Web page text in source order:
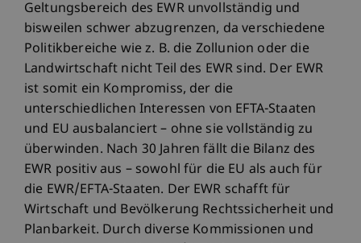
Geltungsbereich des EWR unvollständig und
bisweilen schwer abzugrenzen, da verschiedene
Politikbereiche wie z. B. die Zollunion oder die
Landwirtschaft nicht Teil des EWR sind. Der EWR
ist somit ein Kompromiss, der die
unterschiedlichen Interessen von EFTA-Staaten
und EU ausbalanciert – ohne sie vollständig zu
überwinden. Nach 30 Jahren fällt die Bilanz des
EWR positiv aus – sowohl für die EU als auch für
die EWR/EFTA-Staaten. Der EWR schafft für
Wirtschaft und Bevölkerung Rechtssicherheit und
Planbarkeit. Durch diverse Kommissionen und